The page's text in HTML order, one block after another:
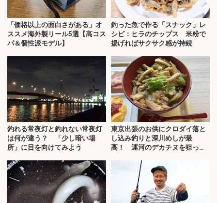
「価格以上の面白さがある」オ
ススメ海外製リール5選【高コス
パ＆個性派モデル】
釣った魚で作る「スナック」レ
シピ：ヒラのチップス 米粉で
揚げればサクサク感が持続
釣れる常夜灯と釣れない常夜灯
は何が違う？ 「少し暗い場
所」に目を向けてみよう
東京出張のお供にクロダイ落と
し込み釣りと深川めしが最
高！ 運河のデカチヌを狙って